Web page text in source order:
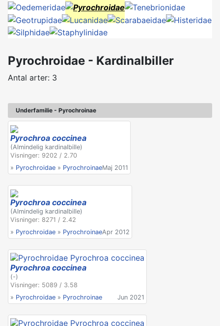
Pyrochroidae - Kardinalbiller
Antal arter: 3
Underfamilie - Pyrochroinae
Pyrochroa coccinea
(Almindelig kardinalbille)
Visninger: 9202 / 2.70
» Pyrochroidae » PyrochroinaeMaj 2011
Pyrochroa coccinea
(Almindelig kardinalbille)
Visninger: 8271 / 2.42
» Pyrochroidae » PyrochroinaeApr 2012
Pyrochroa coccinea
(-)
Visninger: 5089 / 3.58
» Pyrochroidae » Pyrochroinae Jun 2021